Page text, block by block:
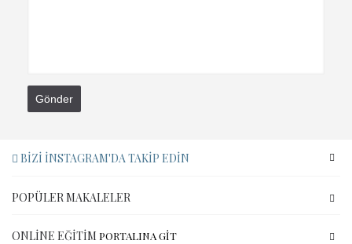
Gönder
BIZI İNSTAGRAM'DA TAKIP EDIN
POPÜLER MAKALELER
ONLINE EĞITIM PORTALINA GİT